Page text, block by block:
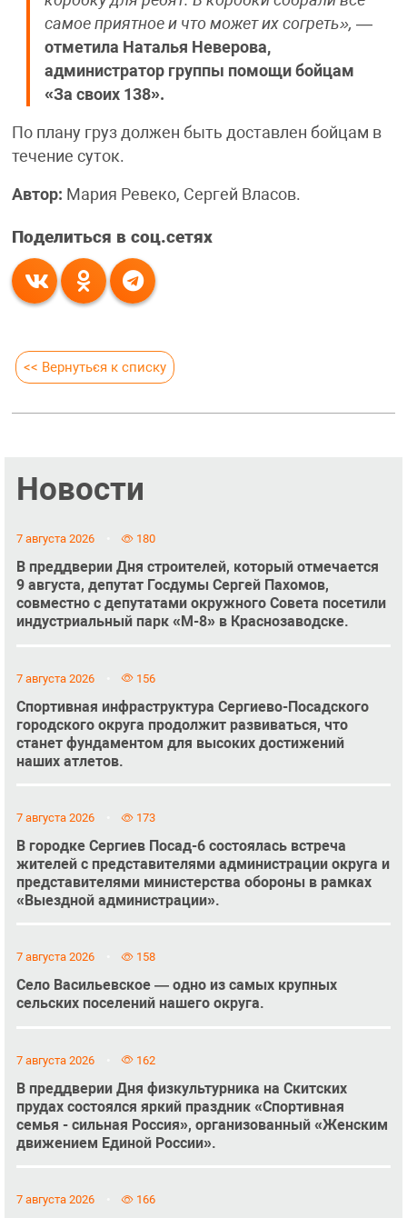
самое приятное и что может их согреть», —
отметила Наталья Неверова,
администратор группы помощи бойцам
«За своих 138».
По плану груз должен быть доставлен бойцам в
течение суток.
Автор: Мария Ревеко, Сергей Власов.
Поделиться в соц.сетях
<< Вернуться к списку
Новости
7 августа 2026 180
В преддверии Дня строителей, который отмечается
9 августа, депутат Госдумы Сергей Пахомов,
совместно с депутатами окружного Совета посетили
индустриальный парк «М-8» в Краснозаводске.
7 августа 2026 156
Спортивная инфраструктура Сергиево-Посадского
городского округа продолжит развиваться, что
станет фундаментом для высоких достижений
наших атлетов.
7 августа 2026 173
В городке Сергиев Посад-6 состоялась встреча
жителей с представителями администрации округа и
представителями министерства обороны в рамках
«Выездной администрации».
7 августа 2026 158
Село Васильевское — одно из самых крупных
сельских поселений нашего округа.
7 августа 2026 162
В преддверии Дня физкультурника на Скитских
прудах состоялся яркий праздник «Спортивная
семья - сильная Россия», организованный «Женским
движением Единой России».
7 августа 2026 166